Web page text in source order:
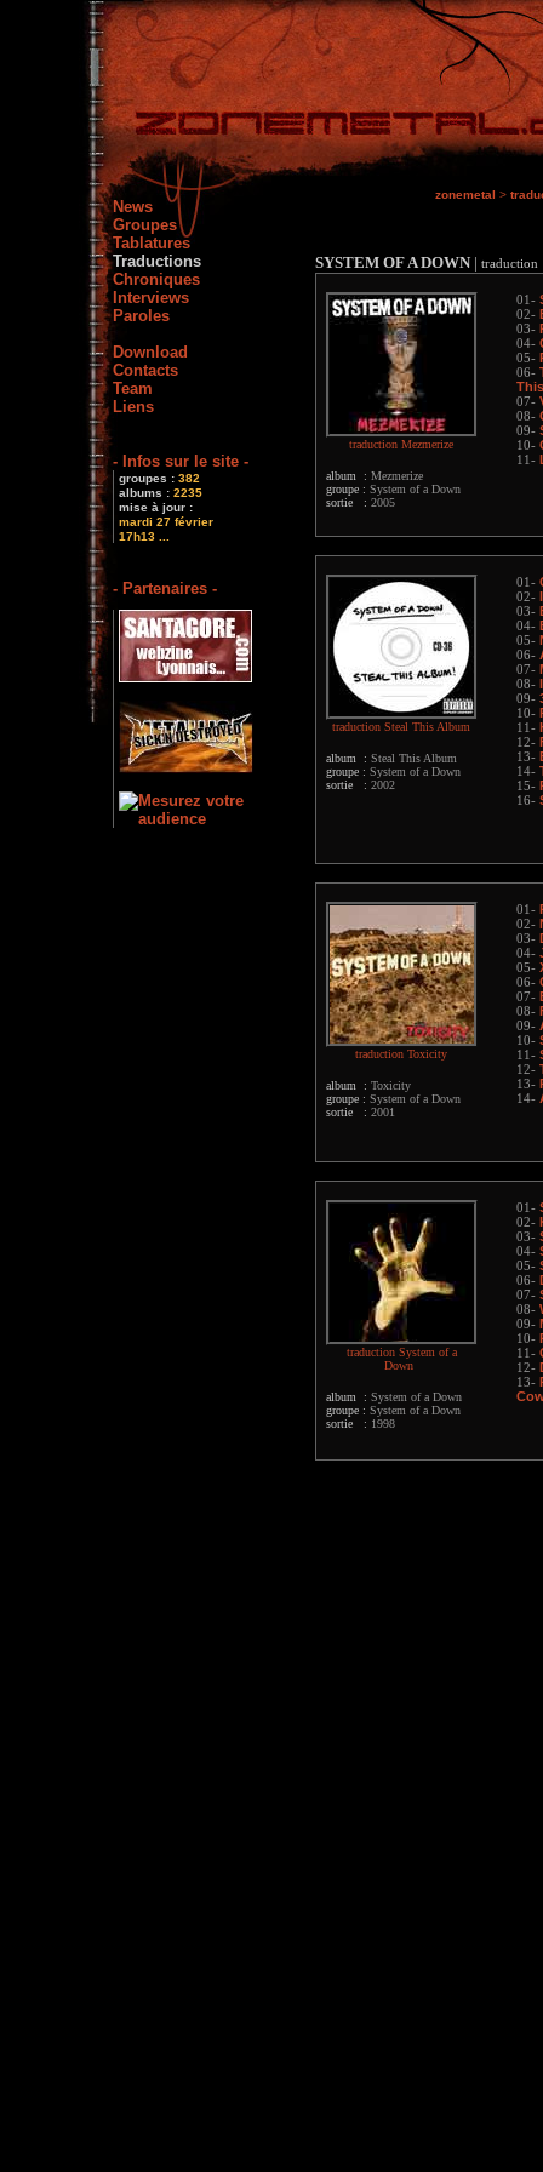
News
Groupes
Tablatures
Traductions
Chroniques
Interviews
Paroles
Download
Contacts
Team
Liens
- Infos sur le site -
groupes : 382
albums : 2235
mise à jour :
mardi 27 février
17h13 ...
- Partenaires -
zonemetal >
SYSTEM OF A DOWN | traduction
traduction Mezmerize
album : Mezmerize
groupe : System of a Down
sortie : 2005
01-
02-
03-
04-
05-
06-
07-
08-
09-
10-
11-
traduction Steal This Album
album : Steal This Album
groupe : System of a Down
sortie : 2002
01-
02-
03-
04-
05-
06-
07-
08-
09-
10-
11-
12-
13-
14-
15-
16-
traduction Toxicity
album : Toxicity
groupe : System of a Down
sortie : 2001
01-
02-
03-
04-
05-
06-
07-
08-
09-
10-
11-
12-
13-
14-
traduction System of a
Down
album : System of a Down
groupe : System of a Down
sortie : 1998
01-
02-
03-
04-
05-
06-
07-
08-
09-
10-
11-
12-
13-